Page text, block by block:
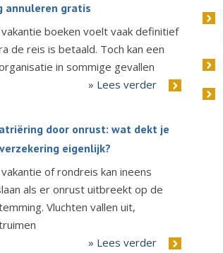
annuleren gratis
vakantie boeken voelt vaak definitief
de reis is betaald. Toch kan een
in sommige gevallen
» Lees verder
door onrust: wat dekt je
eigenlijk?
vakantie of rondreis kan ineens
als er onrust uitbreekt op de
Vluchten vallen uit,
» Lees verder